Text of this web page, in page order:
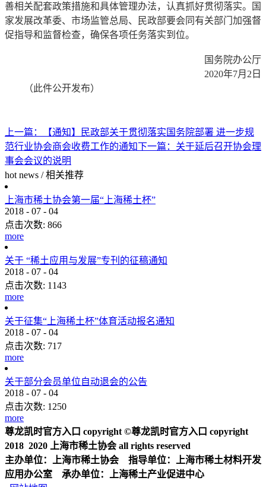
善相关配套政策措施和具体管理办法，认真抓好贯彻落实。国
家发展改革委、市场监管总局、民政部要会同有关部门加强督
促指导和监督检查，确保各项任务落实到位。
国务院办公厅
2020年7月2日
（此件公开发布）
上一篇：
【通知】民政部关于贯彻落实国务院部署 进一步规
范行业协会商会收费工作的通知下一篇： 关于延后召开协会理
事会会议的说明
hot news / 相关推荐
上海市稀土协会第一届“上海稀土杯”
2018 - 07 - 04
点击次数: 866
more
关于 “稀土应用与发展”专刊的征稿通知
2018 - 07 - 04
点击次数: 1143
more
关于征集“上海稀土杯”体育活动报名通知
2018 - 07 - 04
点击次数: 717
more
关于部分会员单位自动退会的公告
2018 - 07 - 04
点击次数: 1250
more
尊龙凯时官方入口 copyright ©尊龙凯时官方入口 copyright
2018 2020 上海市稀土协会 all rights reserved
主办单位：上海市稀土协会 指导单位：上海市稀土材料开发
应用办公室 承办单位：上海稀土产业促进中心